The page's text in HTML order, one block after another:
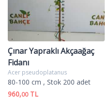
Çınar Yapraklı Akçaağaç
Fidanı
Acer pseudoplatanus
80-100 cm , Stok 200 adet
960,00TL